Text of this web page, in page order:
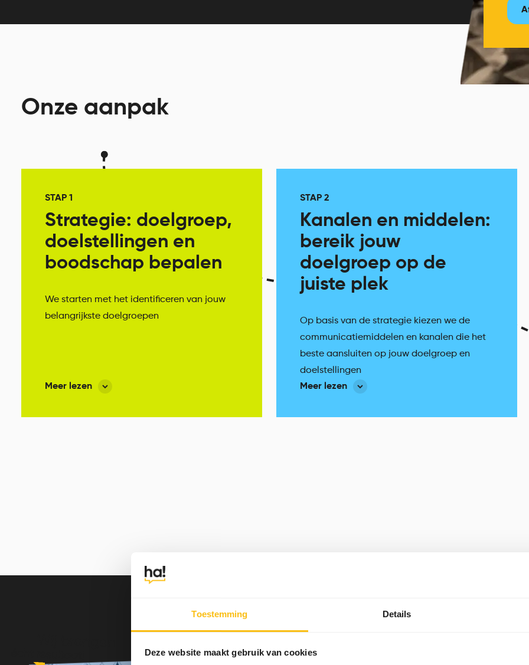
Toestemming Details
Deze website maakt gebruik van cookies
Onze aanpak
STAP 1
Strategie: doelgroep,
doelstellingen en
boodschap bepalen
We starten met het identificeren van jouw
belangrijkste doelgroepen
doelgroep bepalen we de
Meer lezen
STAP 2
Kanalen en middelen:
bereik jouw
doelgroep op de
juiste plek
Op basis van de strategie kiezen we de
communicatiemiddelen en kanalen die het
beste aansluiten op jouw doelgroep en
doelstellingen
mailmarketing, website en blogs, offline
Meer lezen